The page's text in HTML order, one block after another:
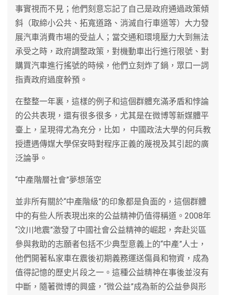
事實視而不見；他們刻意忘記了自己是政府通過政策傾
斜（取締小公共、拓寬道路、消滅自行車道等）大力發
展汽車消費市場的受益人；當交通和環境壓力大到無法
承受之時，政府調整政策，對機動車出行進行限號、對
購買汽車進行搖號的時候，他們立刻炸了鍋，眾口一詞
指責政府過度幹預。
在整整一年裏，這樣的例子和這個群體充滿矛盾和悖論
的公共表現，還有很多很多，尤其是在微博等新媒體平
臺上，呈現得尤為充分，比如， 中國政法大學的何兵教
授遭遇傳媒大學保安時對程序正義的蔑視及其引起的廣
泛論爭。
“中產階層社會”夢想落空
並非所有關於“中產階級”的印象都是負面的，這個群體
中的有些人所表現出來的公益精神仍值得稱道。2008年
“汶川地震”激發了中國社會公益精神的崛起，奔赴災區
參與救助的志願者包括不少典型意義上的“中產”人士，
他們開著私家車在震後初期義務運送傷員和物資，成為
值得記憶的歷史片段之一。這種公益精神在事後並沒有
中斷，隨著微博的興盛，“微公益”成為新的公益參與形